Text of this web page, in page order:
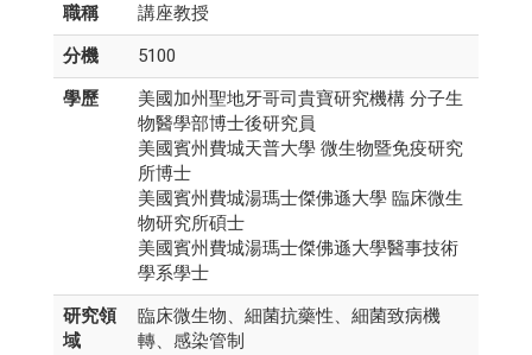
職稱
講座教授
分機
5100
學歷
美國加州聖地牙哥司貴寶研究機構 分子生
物醫學部博士後研究員
美國賓州費城天普大學 微生物暨免疫研究
所博士
美國賓州費城湯瑪士傑佛遜大學 臨床微生
物研究所碩士
美國賓州費城湯瑪士傑佛遜大學醫事技術
學系學士
研究領
域
臨床微生物、細菌抗藥性、細菌致病機
轉、感染管制